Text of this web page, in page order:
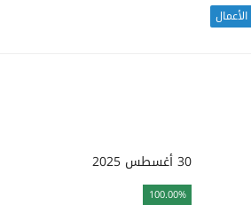
30 أغسطس 2025
100.00%